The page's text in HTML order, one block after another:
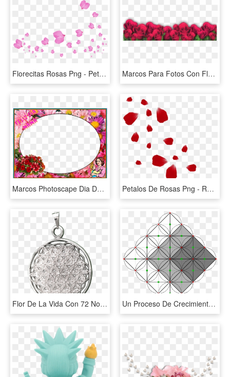
Florecitas Rosas Png - Petalos De Rosas Png, Transparent Png Marcos Para Fotos Con Flores - Png Marco De Rosas, Transparent Png
Marcos Photoscape Dia De La Madre - Marco De Fotos Dia De La Madre, HD Png Download Petalos De Rosas Png - Rose Petals Vector Png, Transparent Png
Flor De La Vida Con 72 Nombres De Dios - Locket, HD Png Download Un Proceso De Crecimiento Natural Empezando Desde El - Circle, HD Png Download